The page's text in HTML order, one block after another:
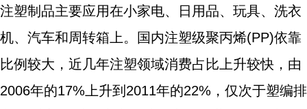
注塑制品主要应用在小家电、日用品、玩具、洗衣
机、汽车和周转箱上。国内注塑级聚丙烯(PP)依靠
比例较大，近几年注塑领域消费占比上升较快，由
2006年的17%上升到2011年的22%，仅次于塑编排